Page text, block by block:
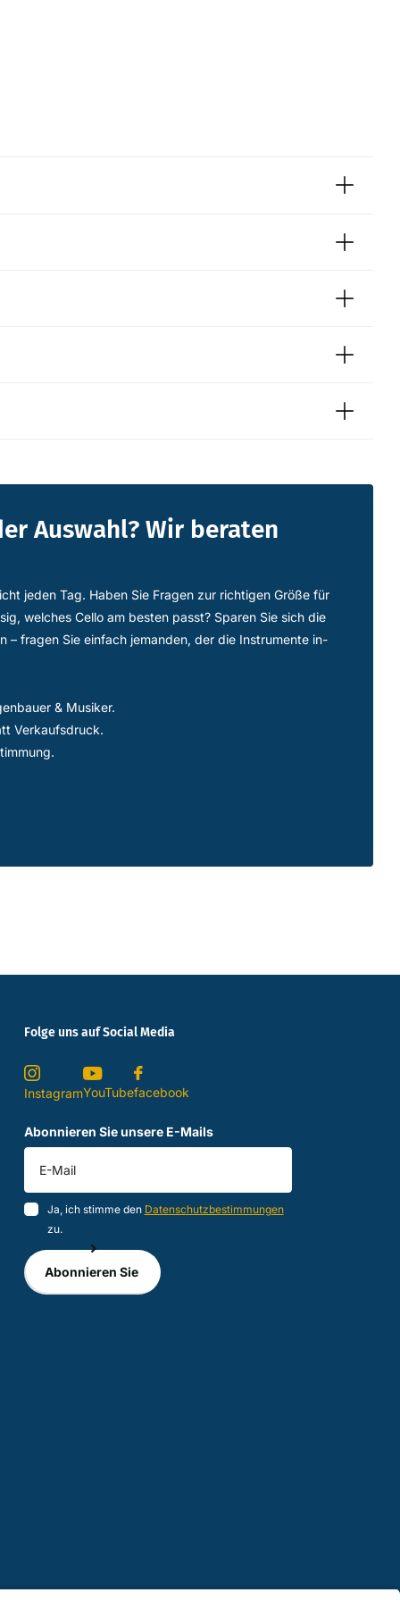
Auswahl? Wir beraten
jeden Tag. Haben Sie Fragen zur richtigen Größe für
welches Cello am besten passt? Sparen Sie sich die
– fragen Sie einfach jemanden, der die Instrumente in-
& Musiker.
Verkaufsdruck.
Folge uns auf Social Media
InstagramYouTubefacebook
Abonnieren Sie unsere E-Mails
Ja, ich stimme den Datenschutzbestimmungen
zu.
Abonnieren Sie